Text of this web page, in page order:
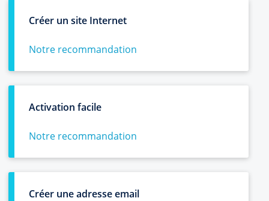
Créer un site Internet
Notre recommandation
Activation facile
Notre recommandation
Créer une adresse email